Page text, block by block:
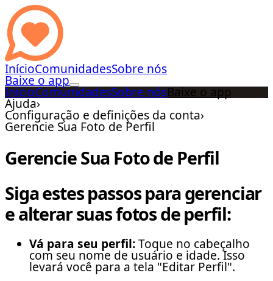
InícioComunidadesSobre nós
Baixe o app
InícioComunidadesSobre nósBaixe o app
Ajuda›
Configuração e definições da conta›
Gerencie Sua Foto de Perfil
Gerencie Sua Foto de Perfil
Siga estes passos para gerenciar
e alterar suas fotos de perfil:
Vá para seu perfil:Toque no cabeçalho
com seu nome de usuário e idade. Isso
levará você para a tela "Editar Perfil".